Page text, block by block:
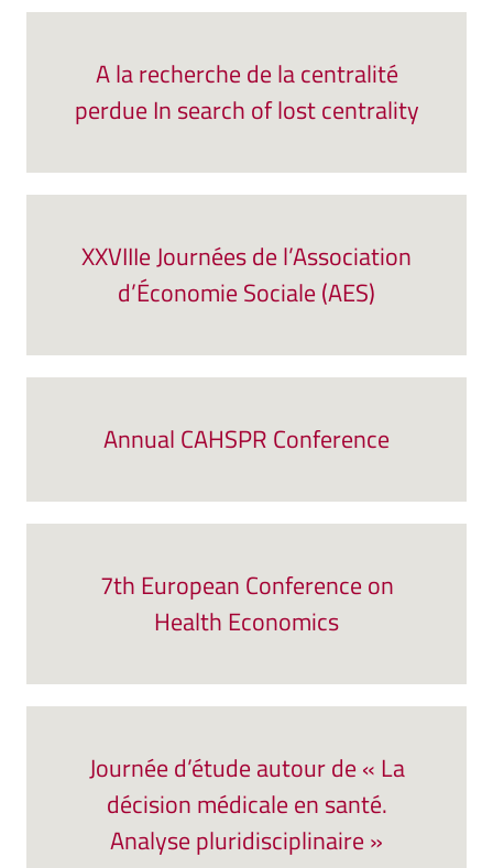
A la recherche de la centralité
perdue In search of lost centrality
XXVIIIe Journées de l’Association
d’Économie Sociale (AES)
Annual CAHSPR Conference
7th European Conference on
Health Economics
Journée d’étude autour de « La
décision médicale en santé.
Analyse pluridisciplinaire »